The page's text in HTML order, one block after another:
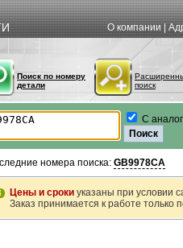
О компании|
Поиск по номеру
детали
поиск
С
номера поиска: GB9978CA
Цены и срокиуказаны при условии
Заказ принимается к работе только